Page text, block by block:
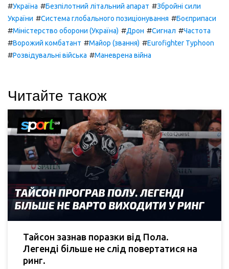
#Україна #Безпілотний літальний апарат #Збройні сили
України #Система глобального позиціонування #Боєприпаси
#Міністерство оборони (Україна) #Дрон #Сигнал #Частота
#Ворожий комбатант #Майор (звання) #Eurofighter Typhoon
#Розвідувальні війська #Маневрена війна
Читайте також
Тайсон зазнав поразки від Пола.
Легенді більше не слід повертатися на
ринг.